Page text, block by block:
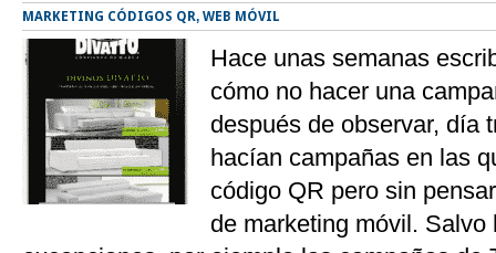
MARKETING CÓDIGOS QR, WEB MÓVIL
Hace unas semanas
cómo no hacer una
después de observar, día
hacían campañas en las
código QR pero sin
de marketing móvil. Salvo